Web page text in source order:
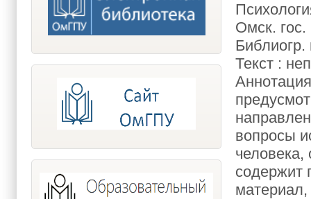
Омск.
Библиогр.
Текст :
вопросы
содержит